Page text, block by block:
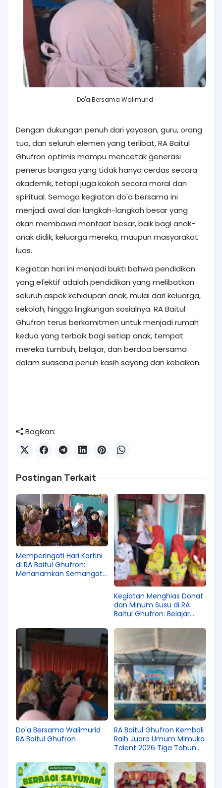
Do'a Bersama Walimurid
Dengan dukungan penuh dari yayasan, guru, orang
tua, dan seluruh elemen yang terlibat, RA Baitul
Ghufron optimis mampu mencetak generasi
penerus bangsa yang tidak hanya cerdas secara
akademik, tetapi juga kokoh secara moral dan
spiritual. Semoga kegiatan do'a bersama ini
menjadi awal dari langkah-langkah besar yang
akan membawa manfaat besar, baik bagi anak-
anak didik, keluarga mereka, maupun masyarakat
luas.
Kegiatan hari ini menjadi bukti bahwa pendidikan
yang efektif adalah pendidikan yang melibatkan
seluruh aspek kehidupan anak, mulai dari keluarga,
sekolah, hingga lingkungan sosialnya. RA Baitul
Ghufron terus berkomitmen untuk menjadi rumah
kedua yang terbaik bagi setiap anak, tempat
mereka tumbuh, belajar, dan berdoa bersama
dalam suasana penuh kasih sayang dan kebaikan.
Bagikan:
Postingan Terkait
Memperingati Hari Kartini
di RA Baitul Ghufron:
Menanamkan Semangat
Kegiatan Menghias Donat
dan Minum Susu di RA
Baitul Ghufron: Belajar
Menyenangkan
Do'a Bersama Walimurid
RA Baitul Ghufron
RA Baitul Ghufron Kembali
Raih Juara Umum Mimuka
Talent 2026 Tiga Tahun